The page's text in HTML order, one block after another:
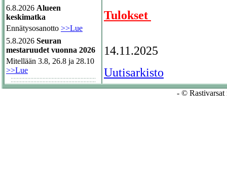
6.8.2026 Alueen
keskimatka
Ennätysosanotto >>Lue
5.8.2026 Seuran
mestaruudet vuonna 2026
Mitellään 3.8, 26.8 ja 28.10
>>Lue
Tulokset
14.11.2025
Uutisarkisto
- © Rastivarsat